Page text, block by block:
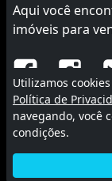
Aqui você
imóveis para
©
Utilizamos
Política de
navegando, você
condições.